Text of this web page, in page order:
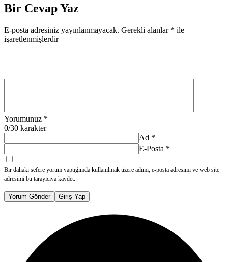
Bir Cevap Yaz
E-posta adresiniz yayınlanmayacak. Gerekli alanlar * ile
işaretlenmişlerdir
Yorumunuz *
0/30 karakter
Ad *
E-Posta *
Bir dahaki sefere yorum yaptığımda kullanılmak üzere adımı, e-posta adresimi ve web site
adresimi bu tarayıcıya kaydet.
Yorum Gönder Giriş Yap